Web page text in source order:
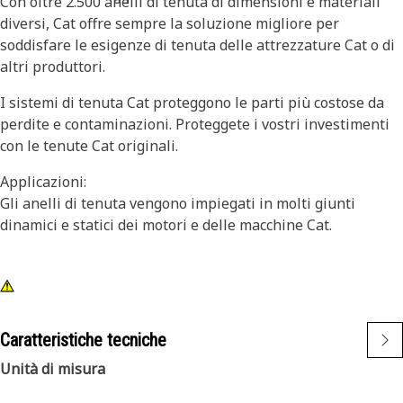
diversi, Cat offre sempre la soluzione migliore per
soddisfare le esigenze di tenuta delle attrezzature Cat o di
altri produttori.
I sistemi di tenuta Cat proteggono le parti più costose da
perdite e contaminazioni. Proteggete i vostri investimenti
con le tenute Cat originali.
Applicazioni:
Gli anelli di tenuta vengono impiegati in molti giunti
dinamici e statici dei motori e delle macchine Cat.
Caratteristiche tecniche
Unità di misura